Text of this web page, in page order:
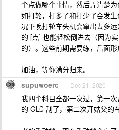
个点做哪个事情，然后弄清楚
如打轮，打多了和打少了会发
况下晚打轮车头机会窜出去多
的 [点] 也能轻松倒进去（因为
的）。这些前期需要练，后面形
加油，等你满分归来。
supuwoerc Dec 21, 2020
我四个科目全都一次过，第一
的 GLC 刮了，第二次开姑父的